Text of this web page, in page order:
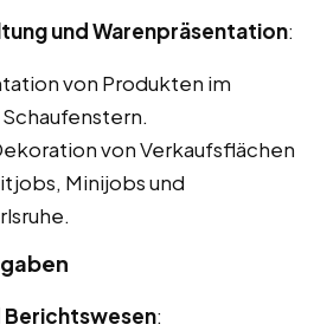
und Warenpräsentation:
von Produkten im
von Verkaufsflächen
Minijobs und
: